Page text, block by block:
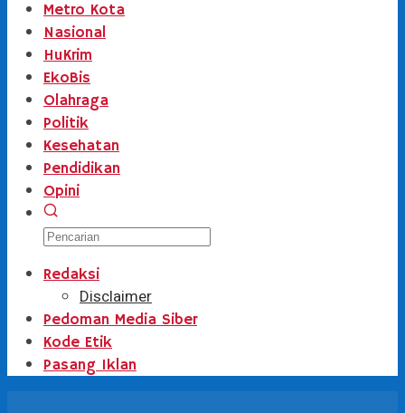
Metro Kota
Nasional
HuKrim
EkoBis
Olahraga
Politik
Kesehatan
Pendidikan
Opini
Redaksi
Disclaimer
Pedoman Media Siber
Kode Etik
Pasang Iklan